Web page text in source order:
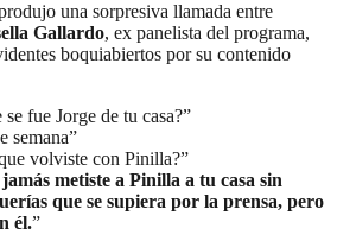
una sorpresiva llamada entre
Gallardo, ex panelista del programa,
boquiabiertos por su contenido
fue Jorge de tu casa?”
semana”
volviste con Pinilla?”
metiste a Pinilla a tu casa sin
que se supiera por la prensa, pero
él.”